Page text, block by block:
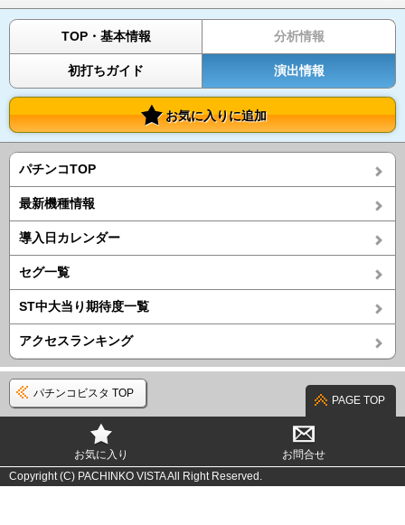
TOP・基本情報 分析情報
初打ちガイド 演出情報
お気に入りに追加
パチンコTOP
最新機種情報
導入日カレンダー
セグ一覧
ST中大当り期待度一覧
アクセスランキング
パチンコビスタ TOP
PAGE TOP
お気に入り
お問合せ
Copyright (C) PACHINKO VISTA All Right Reserved.